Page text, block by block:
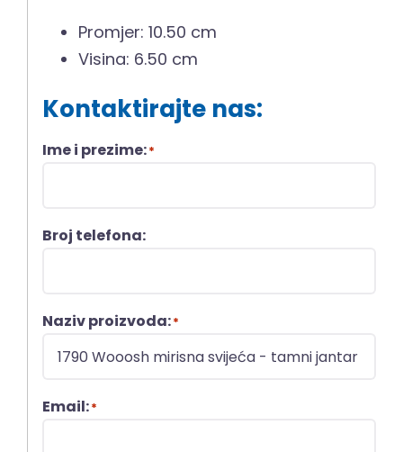
Promjer: 10.50 cm
Visina: 6.50 cm
Kontaktirajte nas:
Ime i prezime:*
Broj telefona:
Naziv proizvoda:*
Email:*